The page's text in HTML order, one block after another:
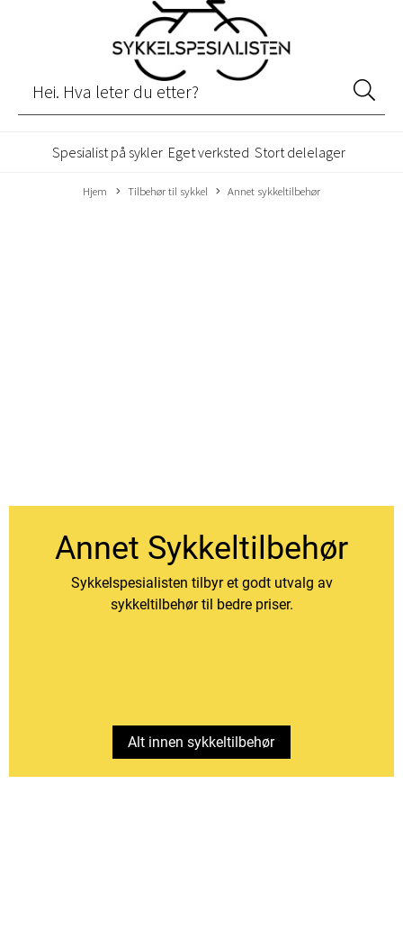
Spesialist på sykler Eget verksted Stort delelager
Hjem Tilbehør til sykkel Annet sykkeltilbehør
Annet Sykkeltilbehør
Sykkelspesialisten tilbyr et godt utvalg av
sykkeltilbehør til bedre priser.
Alt innen sykkeltilbehør